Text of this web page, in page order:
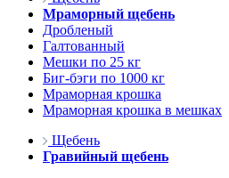
Мраморный щебень
Дробленый
Галтованный
Мешки по 25 кг
Биг-бэги по 1000 кг
Мраморная крошка
Мраморная крошка в мешках
Щебень
Гравийный щебень